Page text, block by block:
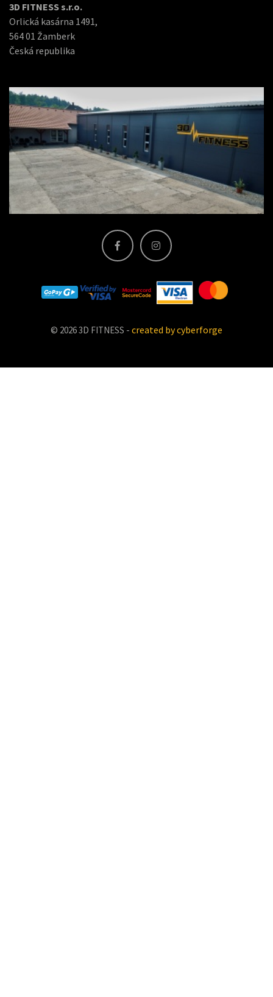
3D FITNESS s.r.o.
Orlická kasárna 1491,
564 01 Žamberk
Česká republika
© 2026 3D FITNESS - created by cyberforge